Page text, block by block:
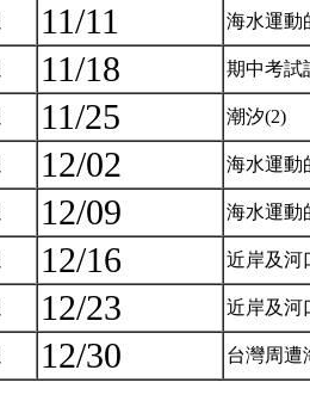
11/11 海水運動
11/18 期中考試
11/25 潮汐(2)
12/02 海水運動
12/09 海水運動
12/16 近岸及河
12/23 近岸及河
12/30 台灣周